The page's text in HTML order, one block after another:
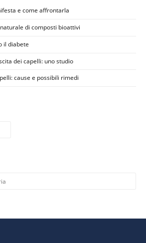
e come affrontarla
di composti bioattivi
il diabete
dei capelli: uno studio
cause e possibili rimedi